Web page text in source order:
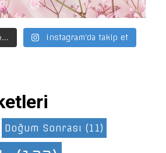
Instagram'da takip et
Doğum Sonrası (11)